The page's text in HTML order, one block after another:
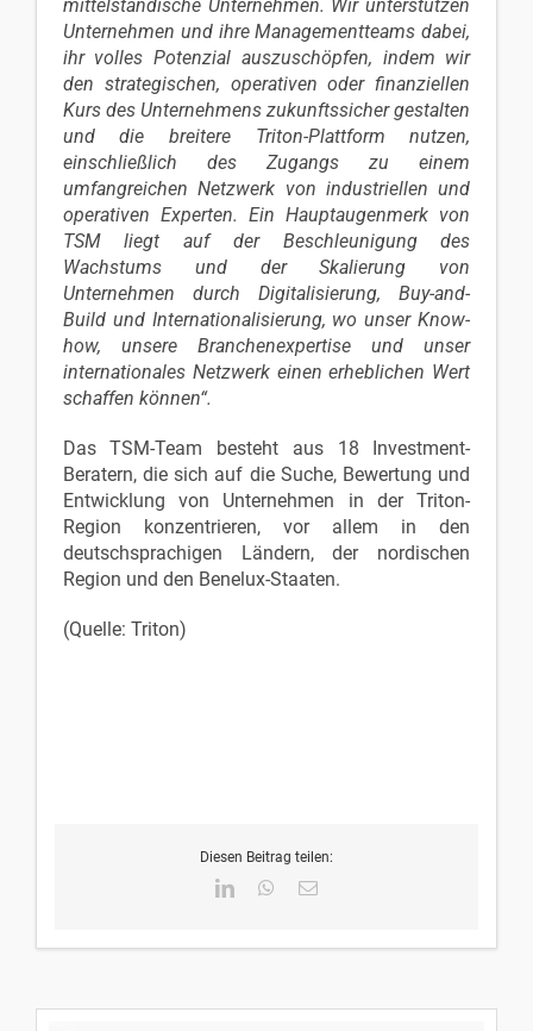
mittelständische Unternehmen. Wir unterstützen
Unternehmen und ihre Managementteams dabei,
ihr volles Potenzial auszuschöpfen, indem wir
den strategischen, operativen oder finanziellen
Kurs des Unternehmens zukunftssicher gestalten
und die breitere Triton-Plattform nutzen,
einschließlich des Zugangs zu einem
umfangreichen Netzwerk von industriellen und
operativen Experten. Ein Hauptaugenmerk von
TSM liegt auf der Beschleunigung des
Wachstums und der Skalierung von
Unternehmen durch Digitalisierung, Buy-and-
Build und Internationalisierung, wo unser Know-
how, unsere Branchenexpertise und unser
internationales Netzwerk einen erheblichen Wert
schaffen können“.
Das TSM-Team besteht aus 18 Investment-
Beratern, die sich auf die Suche, Bewertung und
Entwicklung von Unternehmen in der Triton-
Region konzentrieren, vor allem in den
deutschsprachigen Ländern, der nordischen
Region und den Benelux-Staaten.
(Quelle: Triton)
Diesen Beitrag teilen:
LinkedInWhatsApp
E-